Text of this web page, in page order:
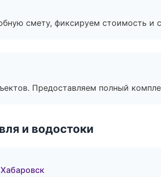
смету, фиксируем стоимость и
Предоставляем полный
и водостоки